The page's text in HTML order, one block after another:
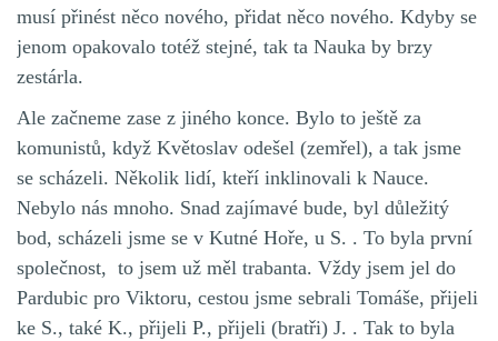
musí přinést něco nového, přidat něco nového. Kdyby se
jenom opakovalo totéž stejné, tak ta Nauka by brzy
zestárla.
Ale začneme zase z jiného konce. Bylo to ještě za
komunistů, když Květoslav odešel (zemřel), a tak jsme
se scházeli. Několik lidí, kteří inklinovali k Nauce.
Nebylo nás mnoho. Snad zajímavé bude, byl důležitý
bod, scházeli jsme se v Kutné Hoře, u S. . To byla první
společnost, to jsem už měl trabanta. Vždy jsem jel do
Pardubic pro Viktoru, cestou jsme sebrali Tomáše, přijeli
ke S., také K., přijeli P., přijeli (bratři) J. . Tak to byla